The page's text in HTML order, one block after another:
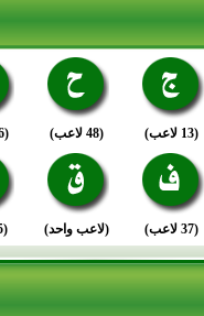
(13 لاعب) (48 لاعب) (26 لاعب)
(37 لاعب) (لاعب واحد) (5 لاعبين)